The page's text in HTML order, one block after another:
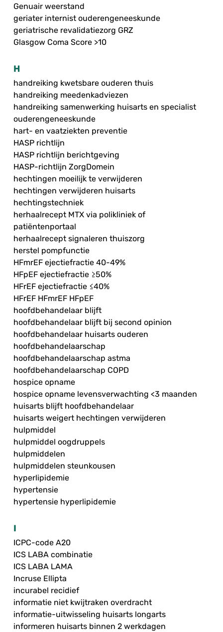
Genuair weerstand
geriater internist ouderengeneeskunde
geriatrische revalidatiezorg GRZ
Glasgow Coma Score >10
H
handreiking kwetsbare ouderen thuis
handreiking meedenkadviezen
handreiking samenwerking huisarts en specialist
ouderengeneeskunde
hart- en vaatziekten preventie
HASP richtlijn
HASP richtlijn berichtgeving
HASP-richtlijn ZorgDomein
hechtingen moeilijk te verwijderen
hechtingen verwijderen huisarts
hechtingstechniek
herhaalrecept MTX via polikliniek of
patiëntenportaal
herhaalrecept signaleren thuiszorg
herstel pompfunctie
HFmrEF ejectiefractie 40-49%
HFpEF ejectiefractie ≥50%
HFrEF ejectiefractie ≤40%
HFrEF HFmrEF HFpEF
hoofdbehandelaar blijft
hoofdbehandelaar blijft bij second opinion
hoofdbehandelaar huisarts ouderen
hoofdbehandelaarschap
hoofdbehandelaarschap astma
hoofdbehandelaarschap COPD
hospice opname
hospice opname levensverwachting <3 maanden
huisarts blijft hoofdbehandelaar
huisarts weigert hechtingen verwijderen
hulpmiddel
hulpmiddel oogdruppels
hulpmiddelen
hulpmiddelen steunkousen
hyperlipidemie
hypertensie
hypertensie hyperlipidemie
I
ICPC-code A20
ICS LABA combinatie
ICS LABA LAMA
Incruse Ellipta
incurabel recidief
informatie niet kwijtraken overdracht
informatie-uitwisseling huisarts longarts
informeren huisarts binnen 2 werkdagen